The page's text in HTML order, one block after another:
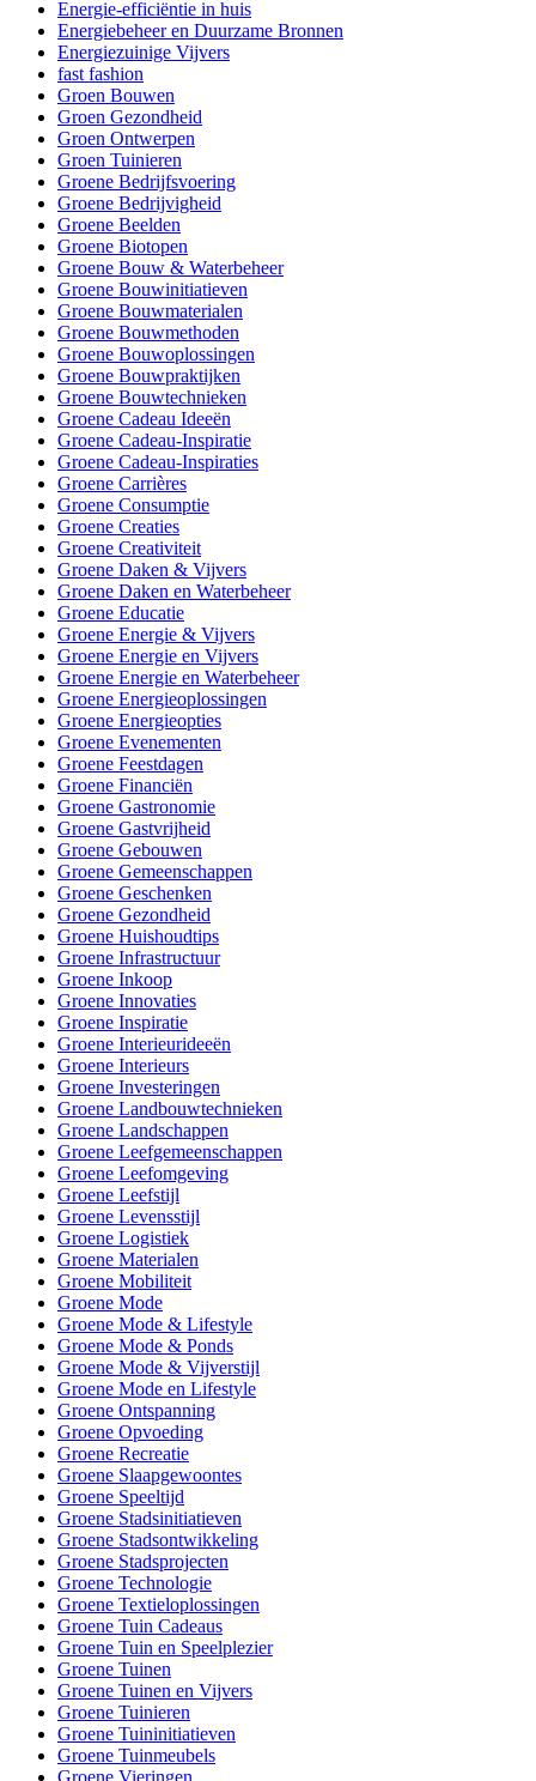
Energie-efficiëntie in huis
Energiebeheer en Duurzame Bronnen
Energiezuinige Vijvers
fast fashion
Groen Bouwen
Groen Gezondheid
Groen Ontwerpen
Groen Tuinieren
Groene Bedrijfsvoering
Groene Bedrijvigheid
Groene Beelden
Groene Biotopen
Groene Bouw & Waterbeheer
Groene Bouwinitiatieven
Groene Bouwmaterialen
Groene Bouwmethoden
Groene Bouwoplossingen
Groene Bouwpraktijken
Groene Bouwtechnieken
Groene Cadeau Ideeën
Groene Cadeau-Inspiratie
Groene Cadeau-Inspiraties
Groene Carrières
Groene Consumptie
Groene Creaties
Groene Creativiteit
Groene Daken & Vijvers
Groene Daken en Waterbeheer
Groene Educatie
Groene Energie & Vijvers
Groene Energie en Vijvers
Groene Energie en Waterbeheer
Groene Energieoplossingen
Groene Energieopties
Groene Evenementen
Groene Feestdagen
Groene Financiën
Groene Gastronomie
Groene Gastvrijheid
Groene Gebouwen
Groene Gemeenschappen
Groene Geschenken
Groene Gezondheid
Groene Huishoudtips
Groene Infrastructuur
Groene Inkoop
Groene Innovaties
Groene Inspiratie
Groene Interieurideeën
Groene Interieurs
Groene Investeringen
Groene Landbouwtechnieken
Groene Landschappen
Groene Leefgemeenschappen
Groene Leefomgeving
Groene Leefstijl
Groene Levensstijl
Groene Logistiek
Groene Materialen
Groene Mobiliteit
Groene Mode
Groene Mode & Lifestyle
Groene Mode & Ponds
Groene Mode & Vijverstijl
Groene Mode en Lifestyle
Groene Ontspanning
Groene Opvoeding
Groene Recreatie
Groene Slaapgewoontes
Groene Speeltijd
Groene Stadsinitiatieven
Groene Stadsontwikkeling
Groene Stadsprojecten
Groene Technologie
Groene Textieloplossingen
Groene Tuin Cadeaus
Groene Tuin en Speelplezier
Groene Tuinen
Groene Tuinen en Vijvers
Groene Tuinieren
Groene Tuininitiatieven
Groene Tuinmeubels
Groene Vieringen